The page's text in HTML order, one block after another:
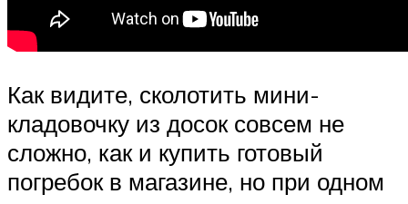
Как видите, сколотить мини-
кладовочку из досок совсем не
сложно, как и купить готовый
погребок в магазине, но при одном